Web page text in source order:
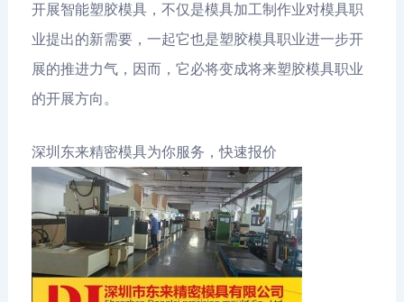
开展智能塑胶模具，不仅是模具加工制作业对模具职
业提出的新需要，一起它也是塑胶模具职业进一步开
展的推进力气，因而，它必将变成将来塑胶模具职业
的开展方向。
深圳东来精密模具为你服务，快速报价